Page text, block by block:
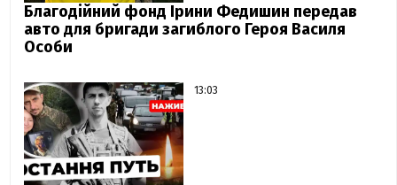
Благодійний фонд Ірини Федишин передав
авто для бригади загиблого Героя Василя
Особи
13:03